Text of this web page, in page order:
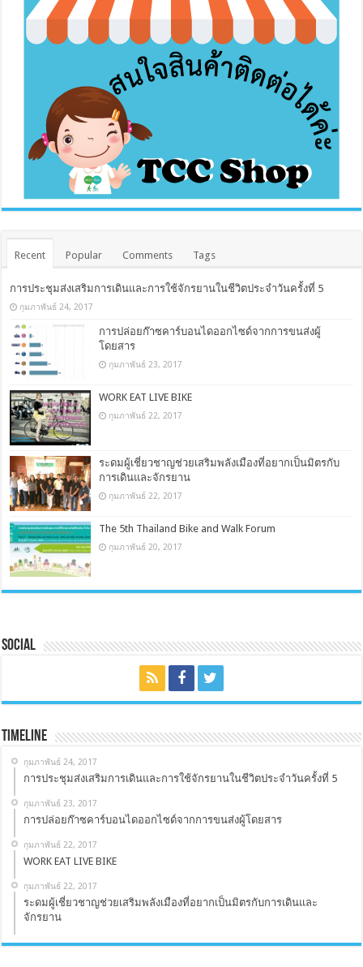
Recent Popular Comments Tags
การประชุมส่งเสริมการเดินและการใช้จักรยานในชีวิตประจำวันครั้งที่ 5
กุมภาพันธ์ 24, 2017
การปล่อยก๊าซคาร์บอนไดออกไซด์จากการขนส่งผู้
โดยสาร
กุมภาพันธ์ 23, 2017
WORK EAT LIVE BIKE
กุมภาพันธ์ 22, 2017
ระดมผู้เชี่ยวชาญช่วยเสริมพลังเมืองที่อยากเป็นมิตรกับ
การเดินและจักรยาน
กุมภาพันธ์ 22, 2017
The 5th Thailand Bike and Walk Forum
กุมภาพันธ์ 20, 2017
Social
Timeline
กุมภาพันธ์ 24, 2017
การประชุมส่งเสริมการเดินและการใช้จักรยานในชีวิตประจำวันครั้งที่ 5
กุมภาพันธ์ 23, 2017
การปล่อยก๊าซคาร์บอนไดออกไซด์จากการขนส่งผู้โดยสาร
กุมภาพันธ์ 22, 2017
WORK EAT LIVE BIKE
กุมภาพันธ์ 22, 2017
ระดมผู้เชี่ยวชาญช่วยเสริมพลังเมืองที่อยากเป็นมิตรกับการเดินและ
จักรยาน